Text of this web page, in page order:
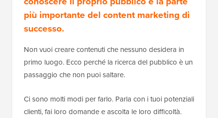
più importante del content marketing di
successo.
Non vuoi creare contenuti che nessuno desidera in
primo luogo. Ecco perché la ricerca del pubblico è un
passaggio che non puoi saltare.
Ci sono molti modi per farlo. Parla con i tuoi potenziali
clienti, fai loro domande e ascolta le loro difficoltà.